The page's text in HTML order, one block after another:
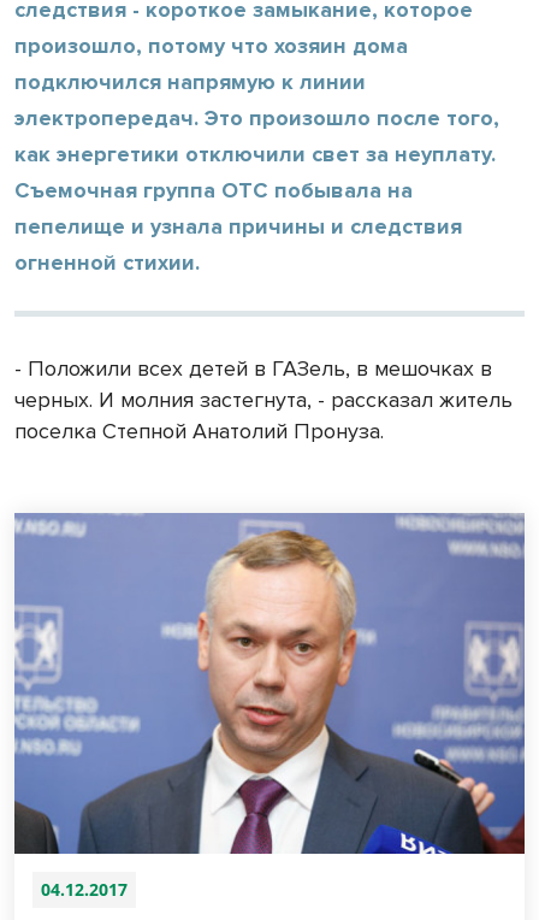
следствия - короткое замыкание, которое
произошло, потому что хозяин дома
подключился напрямую к линии
электропередач. Это произошло после того,
как энергетики отключили свет за неуплату.
Съемочная группа ОТС побывала на
пепелище и узнала причины и следствия
огненной стихии.
- Положили всех детей в ГАЗель, в мешочках в
черных. И молния застегнута, - рассказал житель
поселка Степной Анатолий Пронуза.
04.12.2017